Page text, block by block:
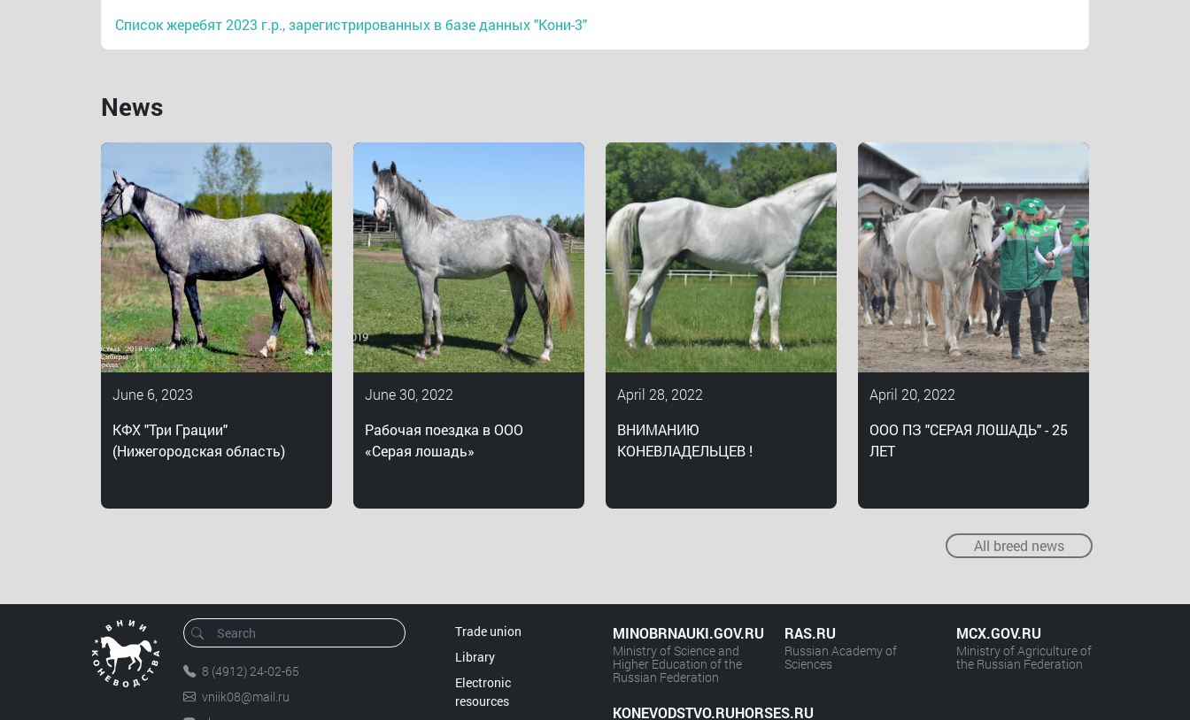
Список жеребят 2023 г.р., зарегистрированных в базе данных "Кони-3"
News
June 6, 2023
КФХ "Три Грации"
(Нижегородская область)
June 30, 2022
Рабочая поездка в ООО
«Серая лошадь»
April 28, 2022
ВНИМАНИЮ
КОНЕВЛАДЕЛЬЦЕВ !
April 20, 2022
ООО ПЗ "СЕРАЯ ЛОШАДЬ" - 25
ЛЕТ
All breed news
8 (4912) 24-02-65
vniik08@mail.ru
Trade union
Library
Electronic
resources
MINOBRNAUKI.GOV.RU
Ministry of Science and
Higher Education of the
Russian Federation
KONEVODSTVO.RUHORSES.RU
RAS.RU
Russian Academy of
Sciences
MCX.GOV.RU
Ministry of Agriculture of
the Russian Federation